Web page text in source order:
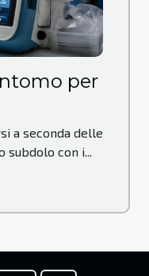
per
a seconda delle
subdolo con i...